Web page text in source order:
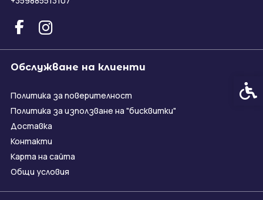
Обслужване на клиенти
Политика за поверителност
Политика за използване на "бисквитки"
Доставка
Контакти
Карта на сайта
Общи условия